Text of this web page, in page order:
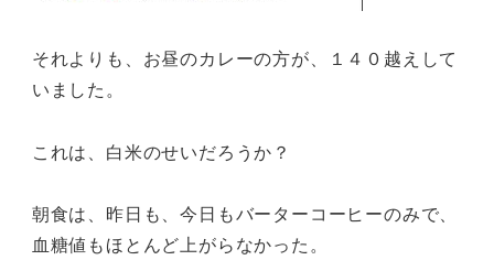
それよりも、お昼のカレーの方が、１４０越えして
いました。
これは、白米のせいだろうか？
朝食は、昨日も、今日もバーターコーヒーのみで、
血糖値もほとんど上がらなかった。